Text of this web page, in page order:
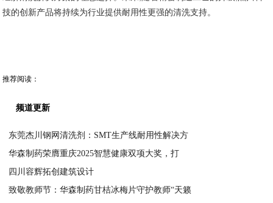
技的创新产品将持续为行业提供耐用性更强的清洗支持。
推荐阅读：
频道更新
东莞杰川钢网清洗剂：SMT生产线耐用性解决方
华森制药荣膺重庆2025智慧健康双项大奖，打
四川容辉拓创建筑设计
致敬教师节：华森制药甘桔冰梅片守护教师“天籁